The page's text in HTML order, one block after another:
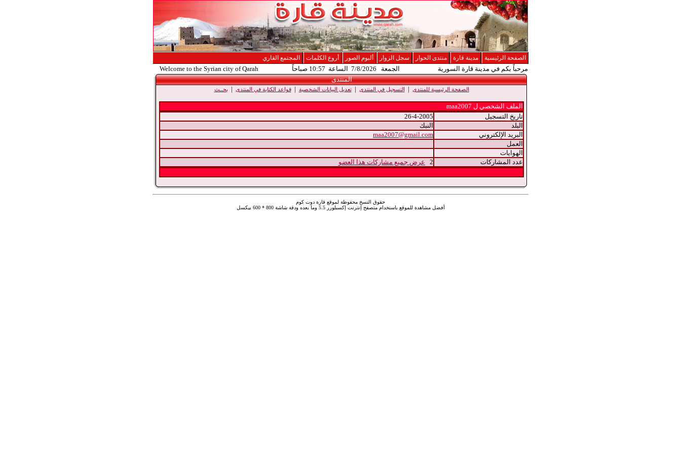
الصفحة الرئيسية مدينة قارة منتدى الحوار سجل الزوار ألبوم الصور أروع الكلمات المجتمع القاري
مرحباً بكم في مدينة قارة السورية الجمعة 7/8/2026 الساعة 10:57 صباحاً
Welcome to the Syrian city of Qarah
المنتدى
الصفحة الرئيسية للمنتدى | التسجيل في المنتدى |تعديل البيانات الشخصية |قواعد الكتابة في المنتدى | بحــث
الملف الشخصي ل maa2007
تاريخ التسجيل
26-4-2005
البلد
النبك
البريد الإلكتروني
maa2007@gmail.com
العمل
الهوايات
عدد المشاركات
2 عرض جميع مشاركات هذا العضو
حقوق النسخ محفوظة لموقع قارة دوت كوم
أفضل مشاهدة للموقع باستخدام متصفح إنترنت إكسبلورر 5.5 وما بعده ودقة شاشة 800 * 600 بيكسل